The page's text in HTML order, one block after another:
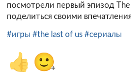
посмотрели первый эпизод
поделиться своими
#игры #the last of us #сериалы
👍 🙂+